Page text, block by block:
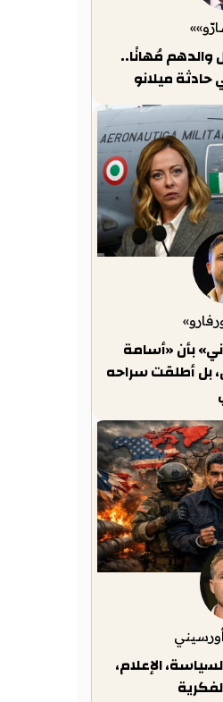
والدهم مُهانًا..
حادثة ميلانو
بأن «أسامة
بل أطلقت سراحه
الإعلام،